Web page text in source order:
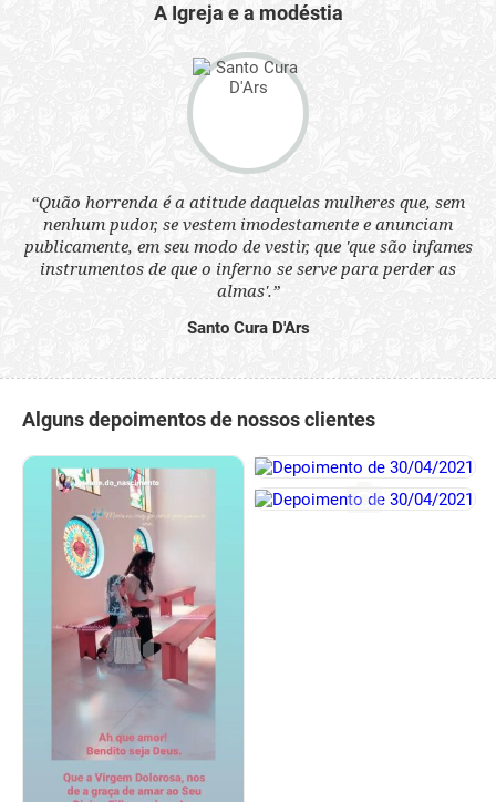
A Igreja e a modéstia
“Quão horrenda é a atitude daquelas mulheres que, sem
nenhum pudor, se vestem imodestamente e anunciam
publicamente, em seu modo de vestir, que 'que são infames
instrumentos de que o inferno se serve para perder as
almas'.”
Santo Cura D'Ars
Alguns depoimentos de nossos clientes